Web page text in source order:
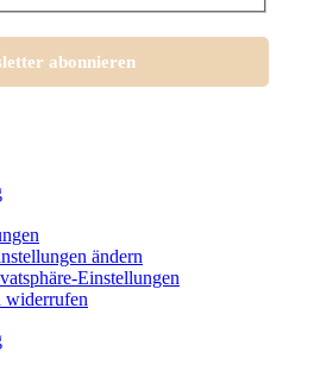
ändern
Einstellungen